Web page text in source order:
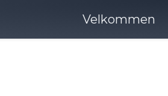
Velkommen